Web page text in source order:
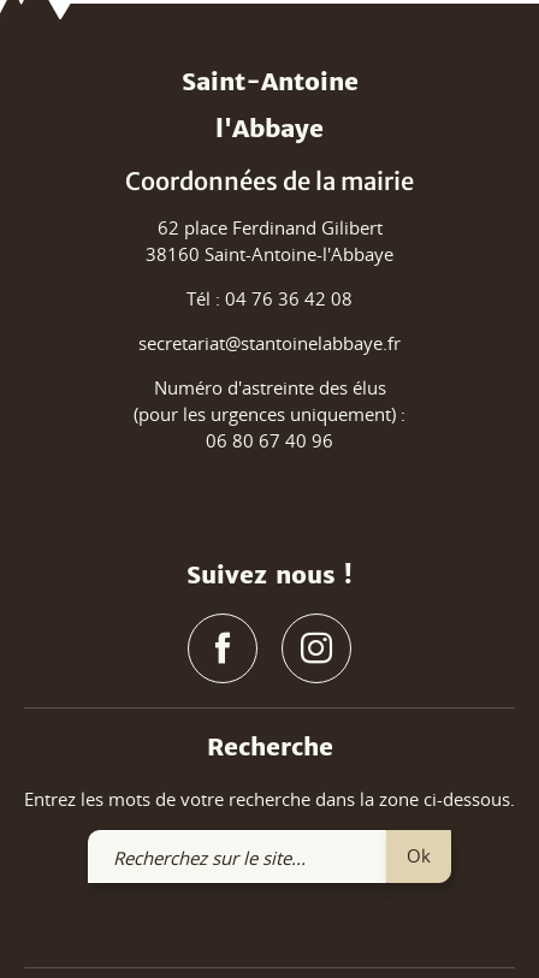
Saint-Antoine
l'Abbaye
Coordonnées de la mairie
62 place Ferdinand Gilibert
38160 Saint-Antoine-l'Abbaye
Tél : 04 76 36 42 08
secretariat@stantoinelabbaye.fr
Numéro d'astreinte des élus
(pour les urgences uniquement) :
06 80 67 40 96
Suivez nous !
Recherche
Entrez les mots de votre recherche dans la zone ci-dessous.
Recherchez
sur
Ok